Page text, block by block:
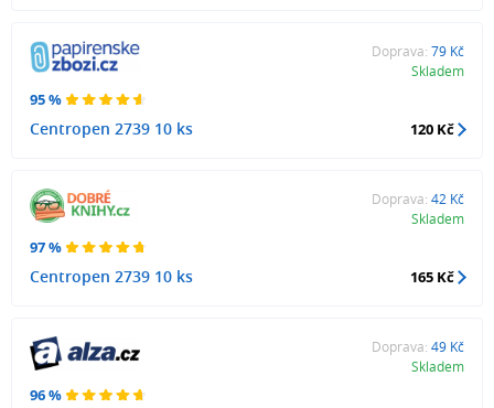
95 %
Centropen 2739 10 ks
Doprava: 79 Kč
Skladem
120 Kč
97 %
Centropen 2739 10 ks
Doprava: 42 Kč
Skladem
165 Kč
96 %
Doprava: 49 Kč
Skladem